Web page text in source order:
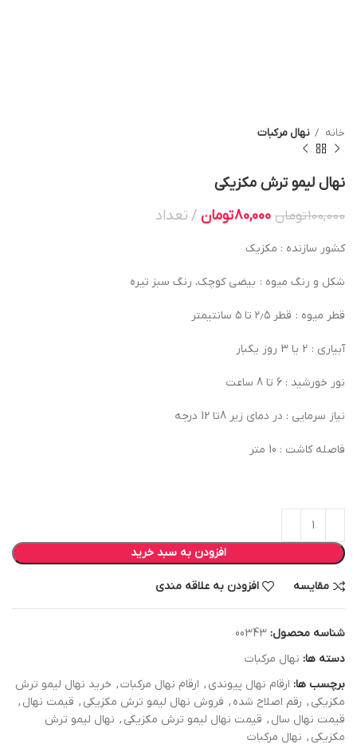
خانه نهال مرکبات
نهال لیمو ترش مکزیکی
100,000تومان 80,000تومان تعداد
کشور سازنده : مکزیک
شکل و رنگ میوه : بیضی کوچک، رنگ سبز تیره
قطر میوه : قطر ۲٫۵ تا ۵ سانتیمتر
آبیاری : 2 یا 3 روز یکبار
نور خورشید : 6 تا 8 ساعت
نیاز سرمایی : در دمای زیر 8تا 12 درجه
فاصله کاشت : 10 متر
افزودن به سبد خرید
مقایسه افزودن به علاقه مندی
شناسه محصول: 00343
دسته ها: نهال مرکبات
برچسب ها: ارقام نهال پیوندی , ارقام نهال مرکبات, خرید نهال لیمو ترش
مکزیکی , رقم اصلاح شده , فروش نهال لیمو ترش مکزیکی , قیمت نهال ,
قیمت نهال سال , قیمت نهال لیمو ترش مکزیکی , نهال لیمو ترش
مکزیکی , نهال مرکبات